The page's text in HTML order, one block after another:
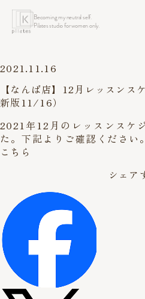
Becoming my neutral self.
Pilates studio for women only.
2021.11.16
【なんば店】12月レッスンス
新版11/16）
2021年12月のレッスンスケ
た。下記よりご確認ください。
こちら
シェア